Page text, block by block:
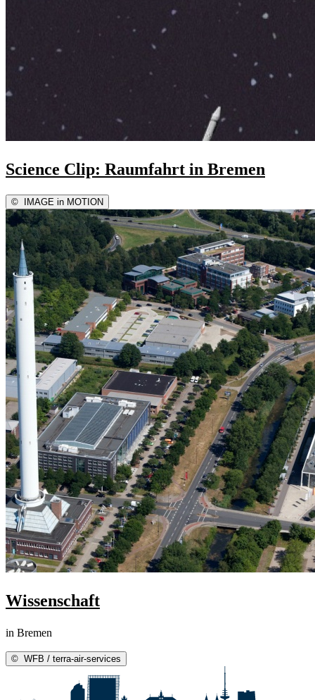
Science Clip: Raumfahrt in Bremen
© IMAGE in MOTION
Wissenschaft
in Bremen
© WFB / terra-air-services